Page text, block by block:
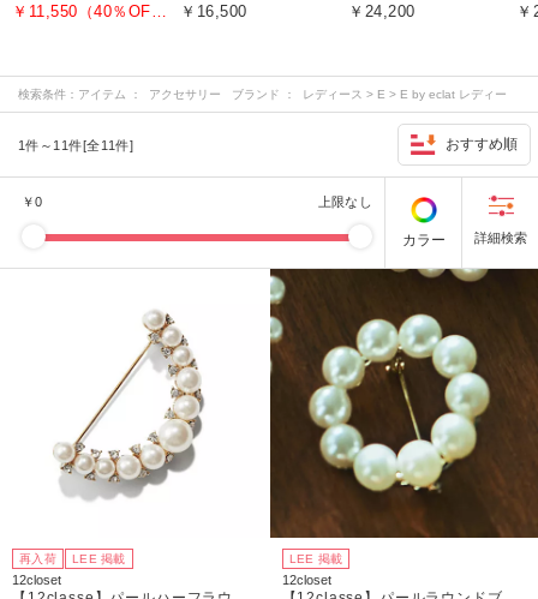
￥11,550（40％OFF） ￥16,500 ￥24,200
検索条件： アイテム ： アクセサリー ブランド ： レディース > E > E by eclat レディー
1件～11件[全11件] おすすめ順
￥0 上限なし
カラー
再入荷 LEE 掲載
12closet
LEE 掲載
12closet